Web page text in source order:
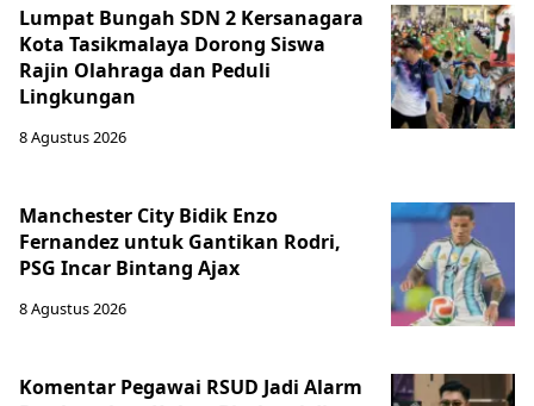
Lumpat Bungah SDN 2 Kersanagara
Kota Tasikmalaya Dorong Siswa
Rajin Olahraga dan Peduli
Lingkungan
8 Agustus 2026
Manchester City Bidik Enzo
Fernandez untuk Gantikan Rodri,
PSG Incar Bintang Ajax
8 Agustus 2026
Komentar Pegawai RSUD Jadi Alarm